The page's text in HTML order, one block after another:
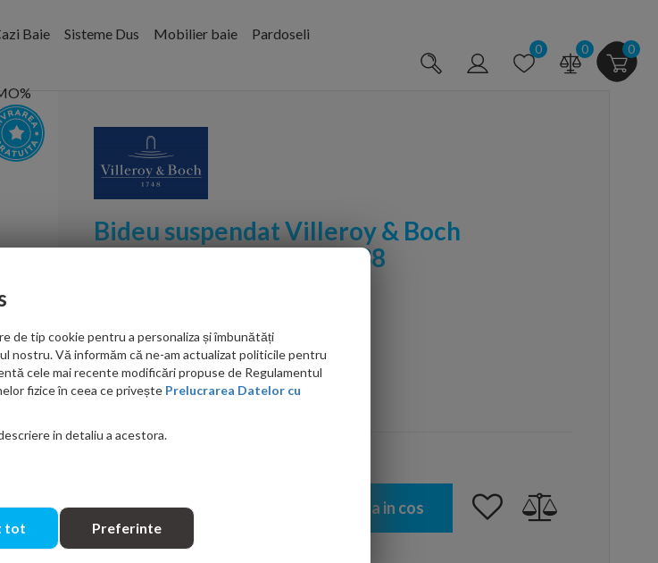
Baie Sisteme Dus Mobilier baie Pardoseli
0 0 0
Bideu suspendat Villeroy & Boch
Venticello Suprafix 56x38
PRP: 3,296.00 RON
2,285.00 RON
Ati gasit in alta parte mai ieftin?
Cantitate: Adauga in cos
de tip cookie pentru a personaliza și îmbunătăți
nostru. Vă informăm că ne-am actualizat politicile pentru
cele mai recente modificări propuse de Regulamentul
fizice în ceea ce privește Prelucrarea Datelor cu
in detaliu a acestora.
tot Preferinte